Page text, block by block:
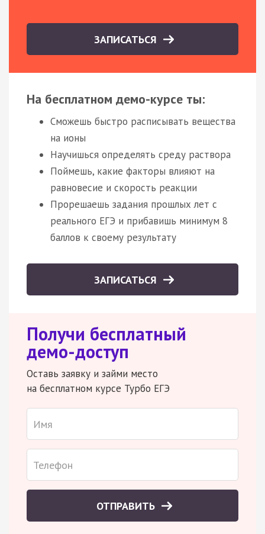
ЗАПИСАТЬСЯ
На бесплатном демо-курсе ты:
Сможешь быстро расписывать вещества
на ионы
Научишься определять среду раствора
Поймешь, какие факторы влияют на
равновесие и скорость реакции
Прорешаешь задания прошлых лет с
реального ЕГЭ и прибавишь минимум 8
баллов к своему результату
ЗАПИСАТЬСЯ
Получи бесплатный
демо-доступ
Оставь заявку и займи место
на бесплатном курсе Турбо ЕГЭ
ОТПРАВИТЬ